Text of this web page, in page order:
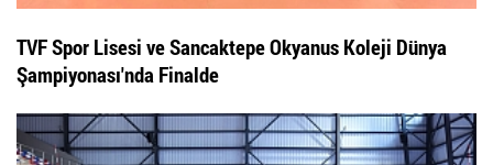
TVF Spor Lisesi ve Sancaktepe Okyanus Koleji Dünya
Şampiyonası'nda Finalde